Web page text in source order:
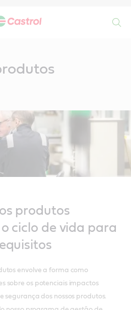
produtos
ciclo de vida para
envolve a forma como
sobre os potenciais impactos
segurança dos nossos produtos.